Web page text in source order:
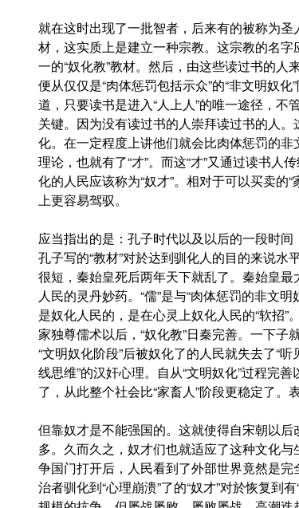
就在这时出现了一批智者，后来有的被称为
材，这实质上是建立一种宗教。这宗教的名字
一的“奴化教”教材。然后，由这些读过书的
便从仅仅是“肉体惩罚包括示众”的“非文明奴
道，只要读书是进入“人上人”的唯一途径，不
关键。因为没有读过书的人崇拜读过书的人
化。在一定程度上讲他们就会比肉体惩罚的
理论，也就有了“才”。而这“才”又通过读书
化的人民应该称为“奴才”。相对于可以买卖的
上更容易驾驭。
应当指出的是：孔子时代以及以后的一段时间
孔子写的“教材”对於达到驯化人的目的来说水
很短，秦始皇死后两年天下就乱了。秦始皇
人民的灵丹妙药。“儒”是与“肉体惩罚的非文
是奴化人民的，是在心灵上奴化人民的“软招
家独尊儒术以后，“奴化教”日秦完善。一下子
“文明奴化阶段”后被奴化了的人民就失去了“
线思维”的汉奸心理。自从“文明奴化”过程完善
了，从此整个社会比“家畜人”阶段更稳定了。
但靠奴才是不能强国的。这就使得自宋朝以
多。久而久之，奴才们也就适应了这种文化
争国门打开后，人民看到了外部世界竟然是
治者驯化到“心理崩溃”了的“奴才”对於恢复到